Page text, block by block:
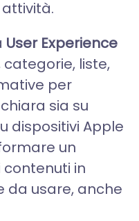
User Experience
liste,
per
sia su
dispositivi Apple
un
in
da usare, anche